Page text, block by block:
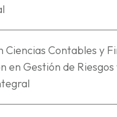
Ciencias Contables y
en Gestión de Riesgos